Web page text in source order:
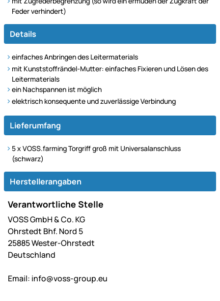
Feder verhindert)
Details
einfaches Anbringen des Leitermaterials
mit Kunststoffrändel-Mutter: einfaches Fixieren und Lösen des
Leitermaterials
ein Nachspannen ist möglich
elektrisch konsequente und zuverlässige Verbindung
Lieferumfang
5 x VOSS.farming Torgriff groß mit Universalanschluss
(schwarz)
Herstellerangaben
Verantwortliche Stelle
VOSS GmbH & Co. KG
Ohrstedt Bhf. Nord 5
25885 Wester-Ohrstedt
Deutschland
Email: info@voss-group.eu